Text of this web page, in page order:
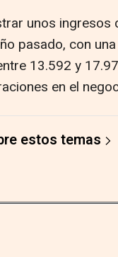
unos ingresos
pasado, con
13.592 y
en el
estos temas